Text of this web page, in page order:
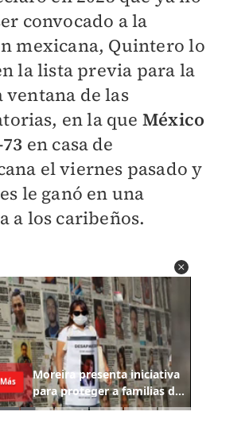
convocado a la
mexicana, Quintero lo
la lista previa para la
de las
en la que México
en casa de
el viernes pasado y
le ganó en una
a los caribeños.